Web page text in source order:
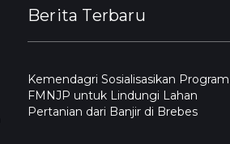
Berita Terbaru
Kemendagri Sosialisasikan Program
FMNJP untuk Lindungi Lahan
Pertanian dari Banjir di Brebes